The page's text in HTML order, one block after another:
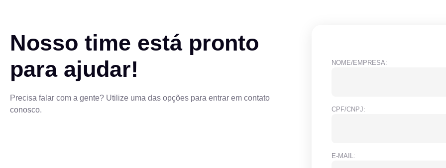
Nosso time está pronto
para ajudar!
Precisa falar com a gente? Utilize uma das opções para entrar em contato
conosco.
NOME/EMPRESA:
CPF/CNPJ:
E-MAIL: